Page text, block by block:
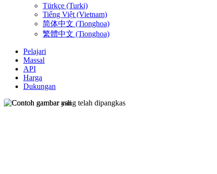
Türkçe (Turki)
Tiếng Việt (Vietnam)
简体中文 (Tionghoa)
繁體中文 (Tionghoa)
Pelajari
Massal
API
Harga
Dukungan